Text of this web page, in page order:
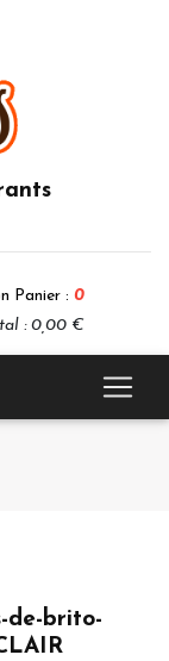
Panier : 0
: 0,00 €
de-brito-